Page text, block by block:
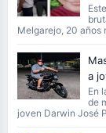
Melgarejo, 20 años
a
En
de
joven Darwin José